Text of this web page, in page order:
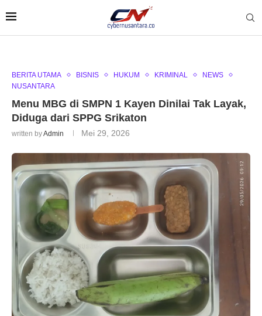
BERITA UTAMA BISNIS HUKUM KRIMINAL
NEWS
NUSANTARA
Menu MBG di SMPN 1 Kayen Dinilai Tak Layak,
Diduga dari SPPG Srikaton
written byAdmin Mei 29, 2026